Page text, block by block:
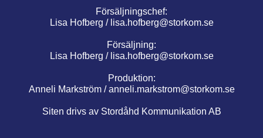
Försäljningschef:
Lisa Hofberg / lisa.hofberg@storkom.se
Försäljning:
Lisa Hofberg / lisa.hofberg@storkom.se
Produktion:
Anneli Markström /anneli.markstrom@storkom.se
Siten drivs av Stordåhd Kommunikation AB